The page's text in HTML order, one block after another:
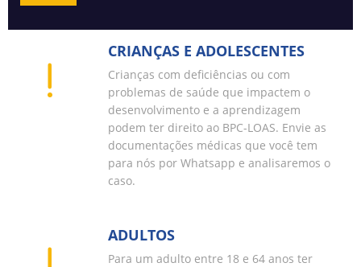
CRIANÇAS E ADOLESCENTES
Crianças com deficiências ou com
problemas de saúde que impactem o
desenvolvimento e a aprendizagem
podem ter direito ao BPC-LOAS. Envie as
documentações médicas que você tem
para nós por Whatsapp e analisaremos o
caso.
ADULTOS
Para um adulto entre 18 e 64 anos ter